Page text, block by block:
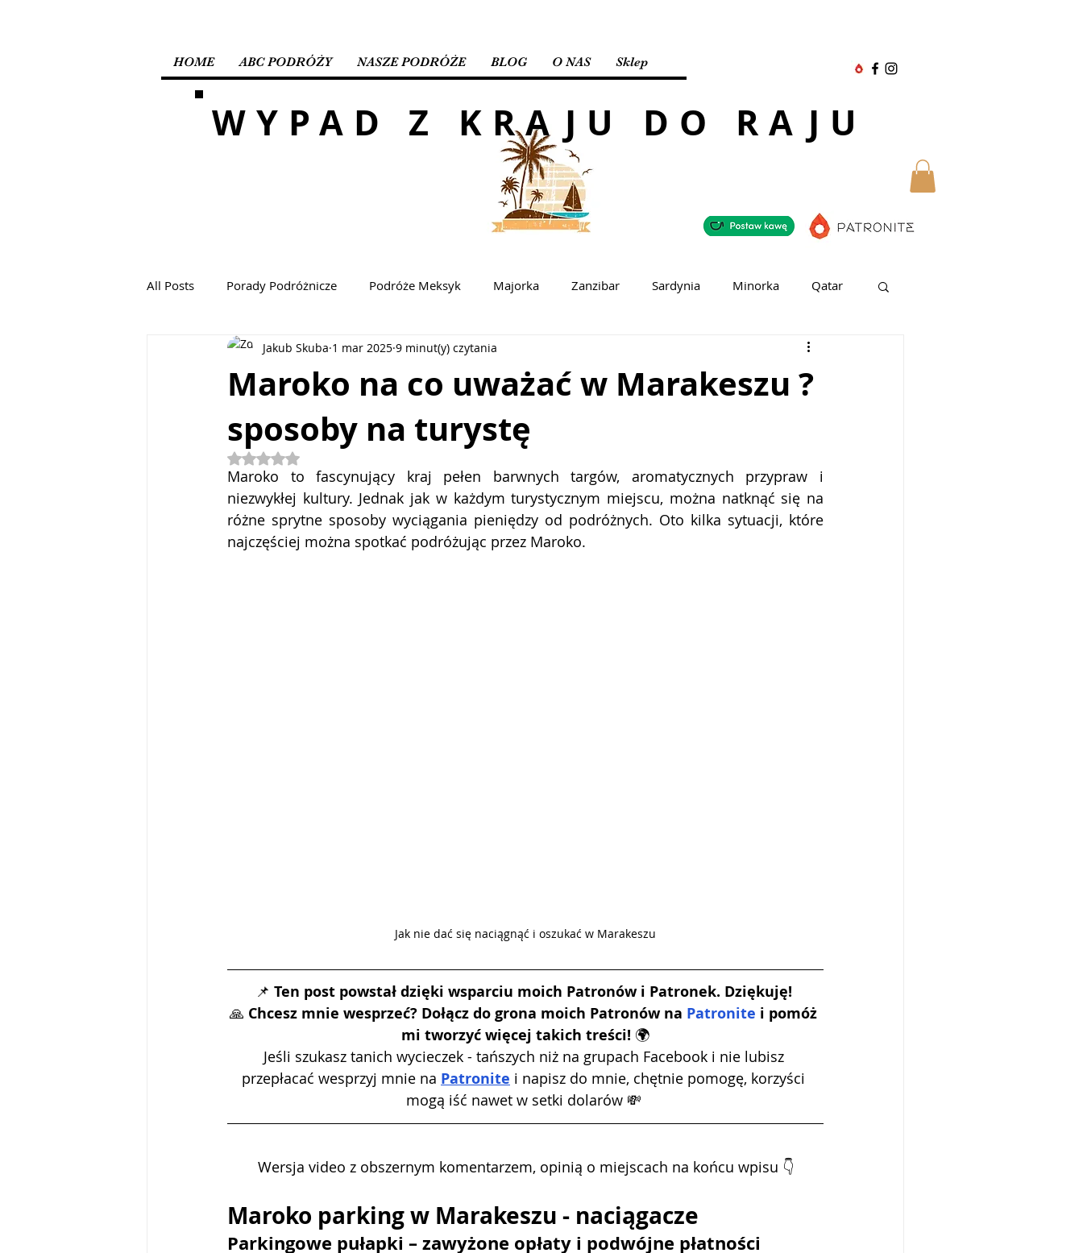
HOME ABC PODRÓŻY NASZE PODRÓŻE BLOG O NAS Sklep
WYPAD Z KRAJU DO RAJU
All Posts Porady Podróżnicze Podróże Meksyk Majorka Zanzibar Sardynia Minorka Qatar
Malediwy Oman Chorwacja Kreta Bali Teneryfa
Maroko na co uważać w Marakeszu ?
sposoby na turystę
Jakub Skuba 1 mar 2025 9 minut(y) czytania
Oceniono na NaN z 5 gwiazdek.
Maroko to fascynujący kraj pełen barwnych targów, aromatycznych przypraw i
niezwykłej kultury. Jednak jak w każdym turystycznym miejscu, można natknąć się na
różne sprytne sposoby wyciągania pieniędzy od podróżnych. Oto kilka sytuacji, które
najczęściej można spotkać podróżując przez Maroko.
Jak nie dać się naciągnąć i oszukać w Marakeszu
📌 Ten post powstał dzięki wsparciu moich Patronów i Patronek. Dziękuję!
🙏 Chcesz mnie wesprzeć? Dołącz do grona moich Patronów na Patronite i pomóż
mi tworzyć więcej takich treści! 🌍
Jeśli szukasz tanich wycieczek - tańszych niż na grupach Facebook i nie lubisz
przepłacać wesprzyj mnie na Patronite i napisz do mnie, chętnie pomogę, korzyści
mogą iść nawet w setki dolarów 💸
Wersja video z obszernym komentarzem, opinią o miejscach na końcu wpisu 👇
Maroko parking w Marakeszu - naciągacze
Parkingowe pułapki – zawyżone opłaty i podwójne płatności